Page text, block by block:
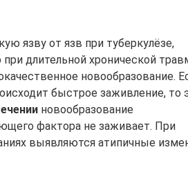
язву от язв при туберкулёзе,
длительной хронической
новообразование.
быстрое заживление, то
новообразование
фактора не заживает. При
выявляются атипичные